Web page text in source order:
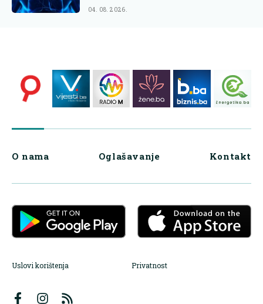
04. 08. 2026.
O nama Oglašavanje Kontakt
Uslovi korištenja Privatnost